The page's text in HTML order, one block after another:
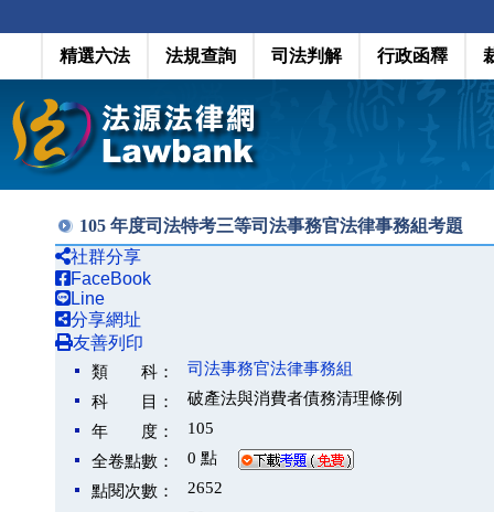
精選六法 法規查詢 司法判解 行政函釋
105 年度司法特考三等司法事務官法律事務組考題
社群分享
FaceBook
Line
分享網址
友善列印
類 科：
司法事務官法律事務組
科 目：
破產法與消費者債務清理條例
年 度：
105
全卷點數：
0 點
點閱次數：
2652